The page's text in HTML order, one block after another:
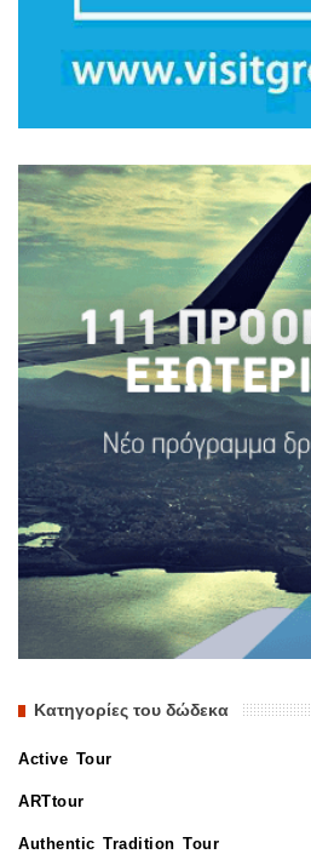
Κατηγορίες του δώδεκα
Active Tour
ARTtour
Authentic Tradition Tour